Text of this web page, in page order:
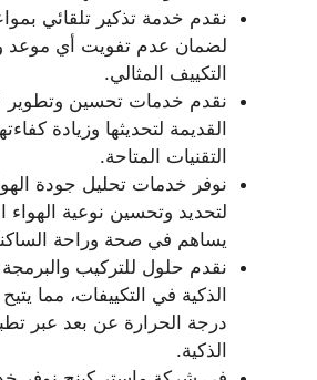
نقدم خدمة تذكير تلقائي
لضمان عدم تفويت أي موعد
التكييف المثالي.
نقدم خدمات تحسين وتطوير
القديمة لتحديثها وزيادة
التقنيات المتاحة.
نوفر خدمات تحليل جودة
لتحديد وتحسين نوعية الهواء
يساهم في صحة وراحة
نقدم حلول للتركيب
الذكية في التكييفات، مما
درجة الحرارة عن بعد عبر
الذكية.